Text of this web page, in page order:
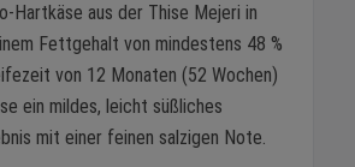
Hartkäse aus der Thise Mejeri in
Fettgehalt von mindestens 48 %
von 12 Monaten (52 Wochen)
ein mildes, leicht süßliches
mit einer feinen salzigen Note.